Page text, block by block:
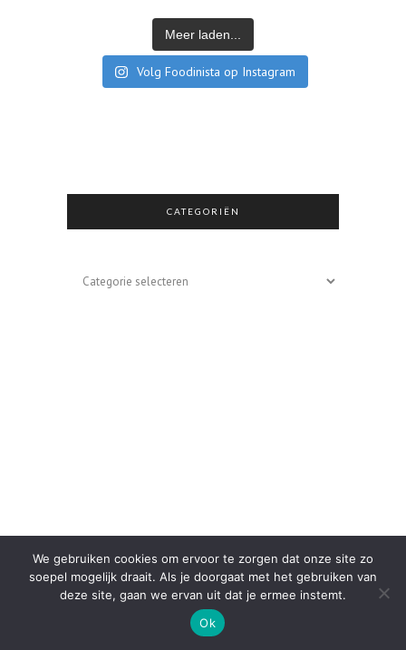
Meer laden...
Volg Foodinista op Instagram
CATEGORIËN
Categoriën
ONTVANG DE FOODINISTA NIEUWSBRIEF
We gebruiken cookies om ervoor te zorgen dat onze site zo
soepel mogelijk draait. Als je doorgaat met het gebruiken van
deze site, gaan we ervan uit dat je ermee instemt.
Ok